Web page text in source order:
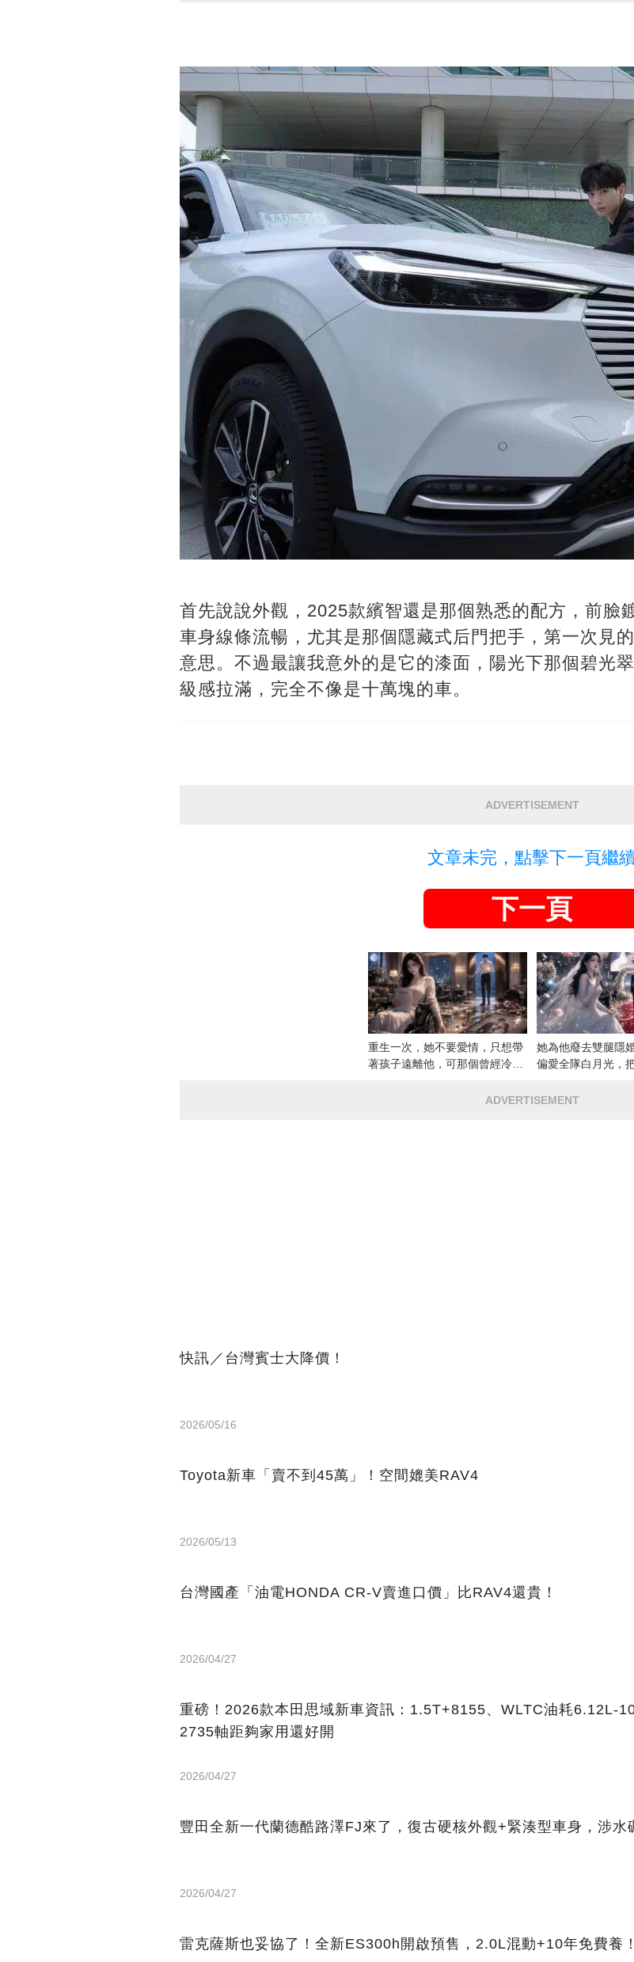
首先說說外觀，2025款繽智還是那個熟悉的配方，前臉
車身線條流暢，尤其是那個隱藏式后門把手，第一次見
意思。不過最讓我意外的是它的漆面，陽光下那個碧光
級感拉滿，完全不像是十萬塊的車。
ADVERTISEMENT
文章未完，點擊下一頁繼
下一頁
重生一次，她不要愛情，只想帶
著孩子遠離他，可那個曾經冷漠
她為他廢去雙腿隱
偏愛全隊白月光，
ADVERTISEMENT
快訊／台灣賓士大降價！
2026/05/16
Toyota新車「賣不到45萬」！空間媲美RAV4
2026/05/13
台灣國產「油電HONDA CR-V賣進口價」比RAV4還貴！
2026/04/27
重磅！2026款本田思域新車資訊：1.5T+8155、WLTC油耗6.12L-
2735軸距夠家用還好開
2026/04/27
豐田全新一代蘭德酷路澤FJ來了，復古硬核外觀+緊湊型車身，涉水
2026/04/27
雷克薩斯也妥協了！全新ES300h開啟預售，2.0L混動+10年免費養！